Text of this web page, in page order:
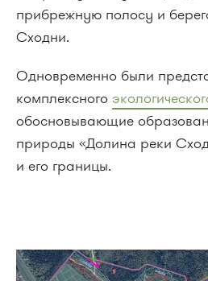
прибрежную полосу и
Сходни.
Одновременно были
комплексного
обосновывающие
природы «Долина реки
и его границы.